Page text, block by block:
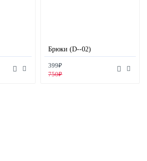
Брюки (D--02)
399₽
750₽